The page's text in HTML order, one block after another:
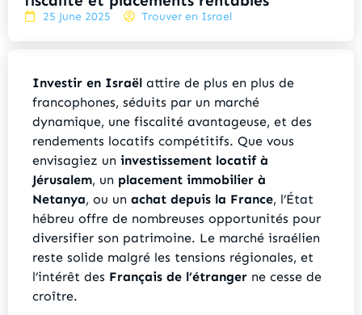
25 June 2025 Trouver en Israel
Investir en Israël attire de plus en plus de
francophones, séduits par un marché
dynamique, une fiscalité avantageuse, et des
rendements locatifs compétitifs. Que vous
envisagiez un investissement locatif à
Jérusalem, un placement immobilier à
Netanya, ou un achat depuis la France, l’État
hébreu offre de nombreuses opportunités pour
diversifier son patrimoine. Le marché israélien
reste solide malgré les tensions régionales, et
l’intérêt des Français de l’étranger ne cesse de
croître.